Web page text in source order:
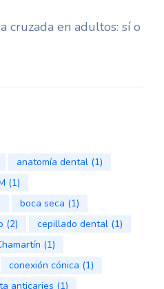
cruzada en adultos: sí o
anatomía dental (1)
(1)
boca seca (1)
(2) cepillado dental (1)
(1)
conexión cónica (1)
anticaries (1)